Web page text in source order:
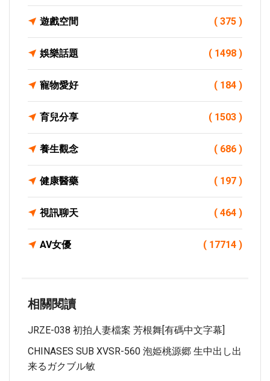
遊戲空間 ( 375 )
娛樂話題 ( 1498 )
寵物愛好 ( 184 )
育兒分享 ( 1503 )
養生觀念 ( 686 )
健康醫藥 ( 197 )
視訊聊天 ( 464 )
AV女優 ( 17714 )
相關閱讀
JRZE-038 初拍人妻檔案 芳根舞[有碼中文字幕]
CHINASES SUB XVSR-560 泡姫桃源郷 生中出し出
来るガクブル敏